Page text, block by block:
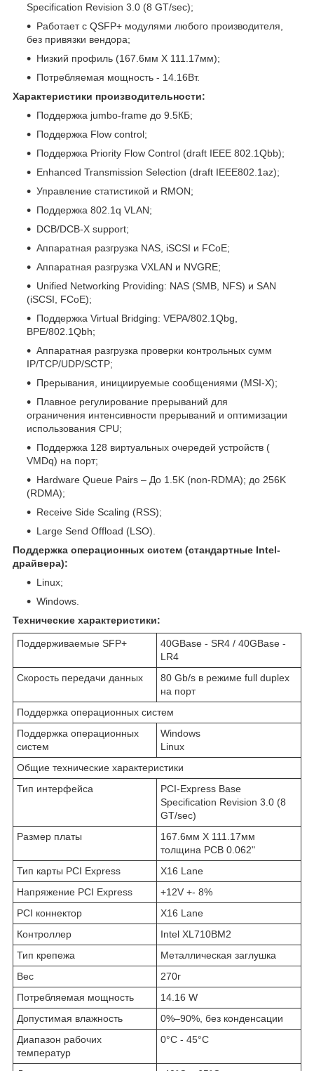
Specification Revision 3.0 (8 GT/sec);
Работает с QSFP+ модулями любого производителя,
без привязки вендора;
Низкий профиль (167.6мм X 111.17мм);
Потребляемая мощность - 14.16Вт.
Характеристики производительности:
Поддержка jumbo-frame до 9.5КБ;
Поддержка Flow control;
Поддержка Priority Flow Control (draft IEEE 802.1Qbb);
Enhanced Transmission Selection (draft IEEE802.1az);
Управление статистикой и RMON;
Поддержка 802.1q VLAN;
DCB/DCB-X support;
Аппаратная разгрузка NAS, iSCSI и FCoE;
Аппаратная разгрузка VXLAN и NVGRE;
Unified Networking Providing: NAS (SMB, NFS) и SAN
(iSCSI, FCoE);
Поддержка Virtual Bridging: VEPA/802.1Qbg,
BPE/802.1Qbh;
Аппаратная разгрузка проверки контрольных сумм
IP/TCP/UDP/SCTP;
Прерывания, инициируемые сообщениями (MSI-X);
Плавное регулирование прерываний для
ограничения интенсивности прерываний и оптимизации
использования CPU;
Поддержка 128 виртуальных очередей устройств (
VMDq) на порт;
Hardware Queue Pairs – До 1.5K (non-RDMA); до 256K
(RDMA);
Receive Side Scaling (RSS);
Large Send Offload (LSO).
Поддержка операционных систем (стандартные Intel-
драйвера):
Linux;
Windows.
Технические характеристики:
Поддерживаемые SFP+
40GBase - SR4 / 40GBase -
LR4
Скорость передачи данных
80 Gb/s в режиме full duplex
на порт
Поддержка операционных систем
Поддержка операционных
систем
Windows
Linux
Общие технические характеристики
Тип интерфейса
PCI-Express Base
Specification Revision 3.0 (8
GT/sec)
Размер платы
167.6мм X 111.17мм
толщина PCB 0.062"
Тип карты PCI Express
X16 Lane
Напряжение PCI Express
+12V +- 8%
PCI коннектор
X16 Lane
Контроллер
Intel XL710BM2
Тип крепежа
Металлическая заглушка
Вес
270г
Потребляемая мощность
14.16 W
Допустимая влажность
0%–90%, без конденсации
Диапазон рабочих
температур
0°C - 45°C